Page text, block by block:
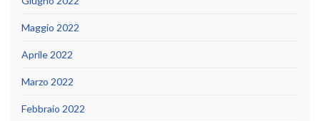
Maggio 2022
Aprile 2022
Marzo 2022
Febbraio 2022